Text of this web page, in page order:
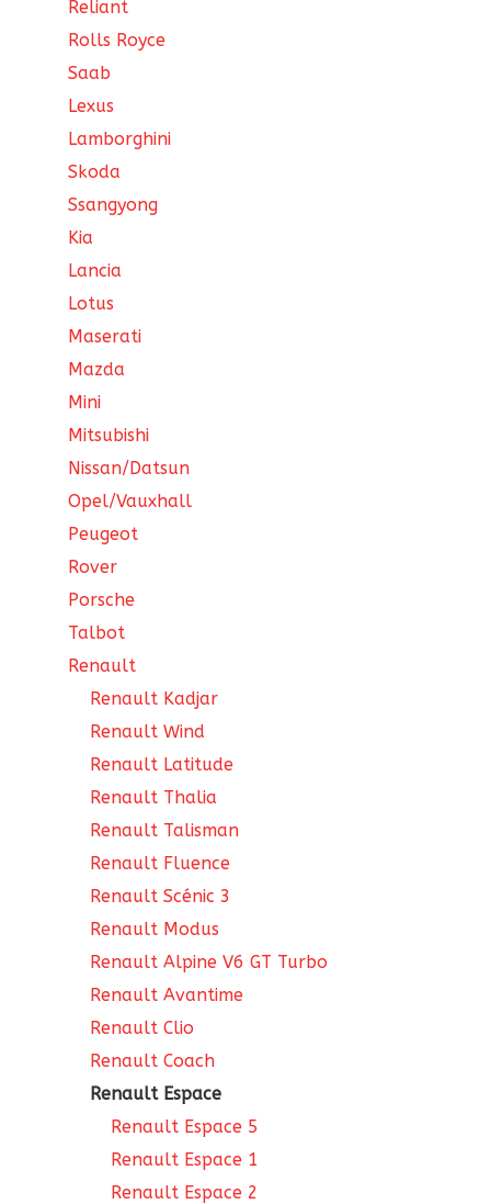
Reliant
Rolls Royce
Saab
Lexus
Lamborghini
Skoda
Ssangyong
Kia
Lancia
Lotus
Maserati
Mazda
Mini
Mitsubishi
Nissan/Datsun
Opel/Vauxhall
Peugeot
Rover
Porsche
Talbot
Renault
Renault Kadjar
Renault Wind
Renault Latitude
Renault Thalia
Renault Talisman
Renault Fluence
Renault Scénic 3
Renault Modus
Renault Alpine V6 GT Turbo
Renault Avantime
Renault Clio
Renault Coach
Renault Espace
Renault Espace 5
Renault Espace 1
Renault Espace 2